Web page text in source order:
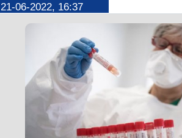
qurdu. Onun adını Şahid Muzey, Kəlbəcərdə
21-06-2022, 16:37